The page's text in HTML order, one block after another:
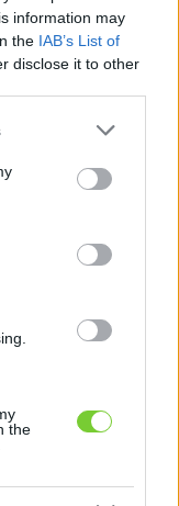
information may
the IAB’s List of
disclose it to other
or more Google
You may click to
party tags to
in below Google
the
Jelszó
térképes